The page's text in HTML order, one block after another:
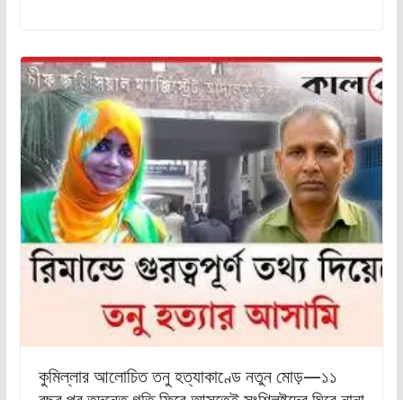
কুমিল্লার আলোচিত তনু হত্যাকাণ্ডে নতুন মোড়—১১